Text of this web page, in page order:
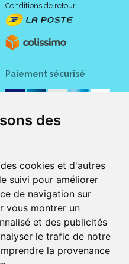
des
cookies et d'autres
suivi pour améliorer
de navigation sur
vous montrer un
et des publicités
le trafic de notre
la provenance
Conditions de retour
Paiement sécurisé
pharmacie française certifiée ISO
internet de la pharmacie du centre
références, au prix les plus bas possible
médical. 1700 en médicaments sans
les service suivants :
sur la France (Andorre, Monaco et
par Colissimo et ses partenaires à l'
disponible pour vos smartphones et
sur l' AppStore (pour iPhone, iPad
ou version ultérieure) en tapant dans le